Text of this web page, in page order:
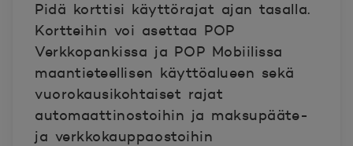
Pidä korttisi käyttörajat ajan tasalla.
Kortteihin voi asettaa POP
Verkkopankissa ja POP Mobiilissa
maantieteellisen käyttöalueen sekä
vuorokausikohtaiset rajat
automaattinostoihin ja maksupääte-
ja verkkokauppaostoihin